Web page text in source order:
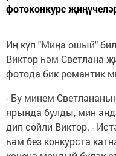
фотоконкурс
Иң күп "Миңа ошый"
Виктор һәм Светлана
фотода бик романтик
- Бу минем
ярында булды, мин
дип сөйли Виктор. -
һәм без конкурста